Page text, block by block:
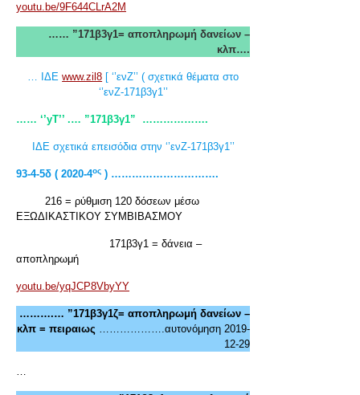
youtu.be/9F644CLrA2M
…… ”171β3γ1= αποπληρωμή δανείων –
κλπ….
… ΙΔΕwww.zil8 [ ‘’ενΖ’’ ( σχετικά θέματα στο
‘’ενΖ-171β3γ1’’
…… ‘’yT’’ .… ”171β3γ1” ……………….
ΙΔΕ σχετικά επεισόδια στην ‘’ενΖ-171β3γ1’’
93-4-5δ ( 2020-4ος ) ………………………….
216 = ρύθμιση 120 δόσεων μέσω
ΕΞΩΔΙΚΑΣΤΙΚΟΥ ΣΥΜΒΙΒΑΣΜΟΥ
171β3γ1 = δάνεια –
αποπληρωμή
youtu.be/yqJCP8VbyYY
……….… ”171β3γ1ζ= αποπληρωμή δανείων –
κλπ = πειραιως ……………….αυτονόμηση 2019-
12-29
…